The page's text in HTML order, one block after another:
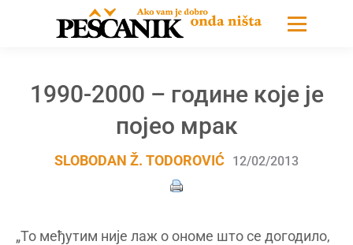
1990-2000 – године које је
појео мрак
SLOBODAN Ž. TODOROVIĆ 12/02/2013
„То међутим није лаж о ономе што се догодило,